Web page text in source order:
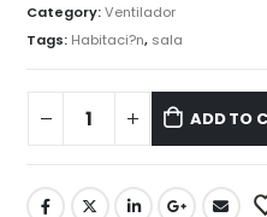
Category:Ventilador
Tags: Habitaci?n, sala
ADD TO